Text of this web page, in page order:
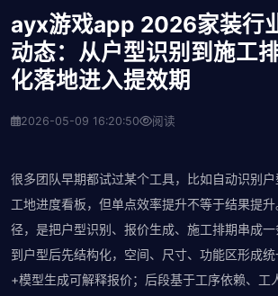
ayx游戏app 2026家装行
动态：从户型识别到施工
化落地进入提效期
2026-05-09 16:20:50 阅读
很多团队早期都试过某个工具，比如自动识别户
工地进度看板，但单点效率提升不等于结果提
径，是把户型识别、报价生成、施工排期串成
到户型后先结构化，空间、尺寸、功能区形成
+模型生成可解释报价；后段基于工序依赖、工